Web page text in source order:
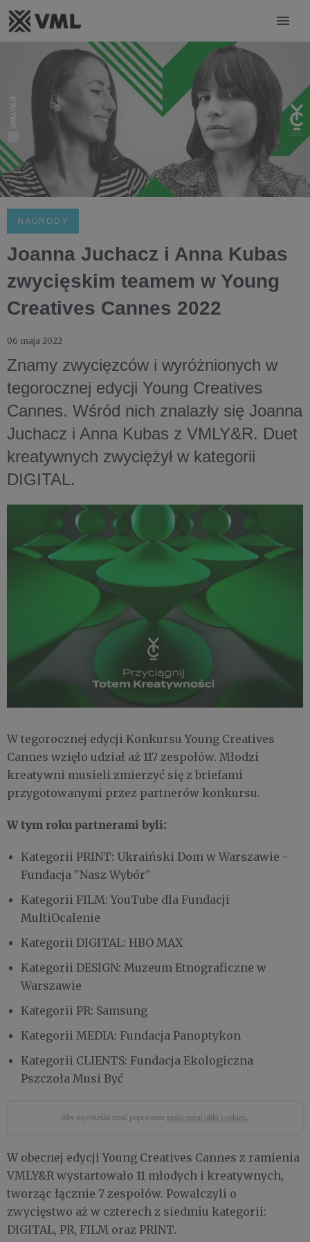
NAGRODY
Joanna Juchacz i Anna Kubas
zwycięskim teamem w Young
Creatives Cannes 2022
06 maja 2022
Znamy zwycięzców i wyróżnionych w
tegorocznej edycji Young Creatives
Cannes. Wśród nich znalazły się Joanna
Juchacz i Anna Kubas z VMLY&R. Duet
kreatywnych zwyciężył w kategorii
DIGITAL.
W tegorocznej edycji Konkursu Young Creatives
Cannes wzięło udział aż 117 zespołów. Młodzi
kreatywni musieli zmierzyć się z briefami
przygotowanymi przez partnerów konkursu.
W tym roku partnerami byli:
Kategorii PRINT: Ukraiński Dom w Warszawie -
Fundacja "Nasz Wybór"
Kategorii FILM: YouTube dla Fundacji
MultiOcalenie
Kategorii DIGITAL: HBO MAX
Kategorii DESIGN: Muzeum Etnograficzne w
Warszawie
Kategorii PR: Samsung
Kategorii MEDIA: Fundacja Panoptykon
Kategorii CLIENTS: Fundacja Ekologiczna
Pszczoła Musi Być
Aby wyświetlić treść poprawnie zaakceptuj pliki cookies.
W obecnej edycji Young Creatives Cannes z ramienia
VMLY&R wystartowało 11 młodych i kreatywnych,
tworząc łącznie 7 zespołów. Powalczyli o
zwycięstwo aż w czterech z siedmiu kategorii:
DIGITAL, PR, FILM oraz PRINT.